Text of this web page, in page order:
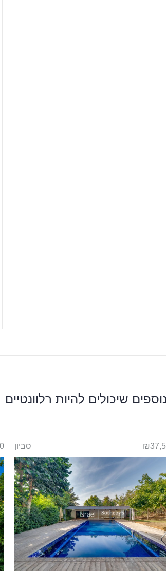
שיכולים להיות רלוונטיים
סביון